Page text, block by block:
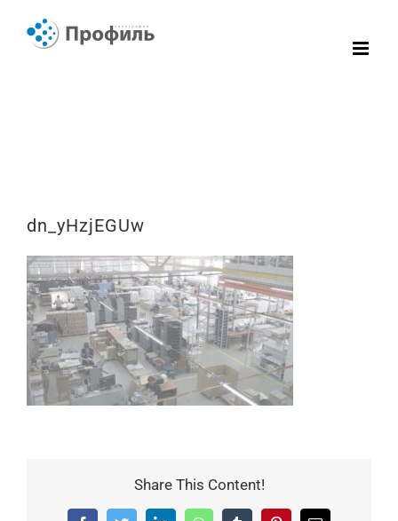
dn_yHzjEGUw
Share This Content!